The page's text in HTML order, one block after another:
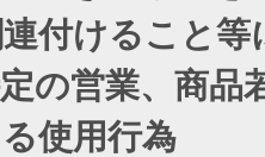
付けること
の営業、商
使用行為